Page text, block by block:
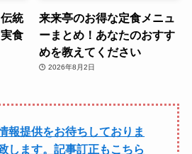
統
食
来来亭のお得な定食メニュ
ーまとめ！あなたのおすす
めを教えてください
2026年8月2日
報提供をお待ちしておりま
します。記事訂正もこちら